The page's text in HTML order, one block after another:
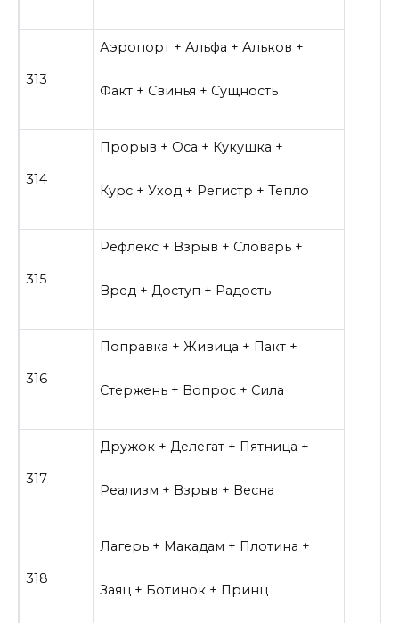
313
Аэропорт + Альфа + Альков +
Факт + Свинья + Сущность
314
Прорыв + Оса + Кукушка +
Курс + Уход + Регистр + Тепло
315
Рефлекс + Взрыв + Словарь +
Вред + Доступ + Радость
316
Поправка + Живица + Пакт +
Стержень + Вопрос + Сила
317
Дружок + Делегат + Пятница +
Реализм + Взрыв + Весна
318
Лагерь + Макадам + Плотина +
Заяц + Ботинок + Принц